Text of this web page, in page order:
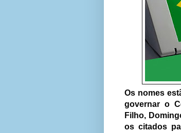
Os nomes
governar o
Filho,
os citados